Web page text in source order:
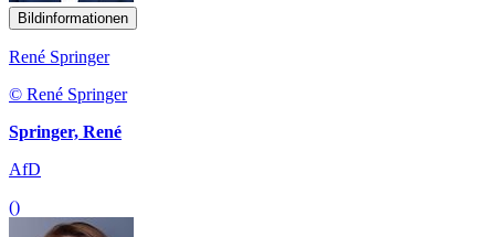
Bildinformationen
René Springer
© René Springer
Springer, René
AfD
()